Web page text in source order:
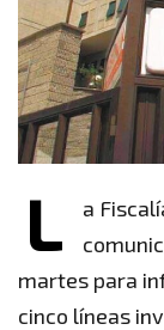
L
a
martes para
cinco líneas